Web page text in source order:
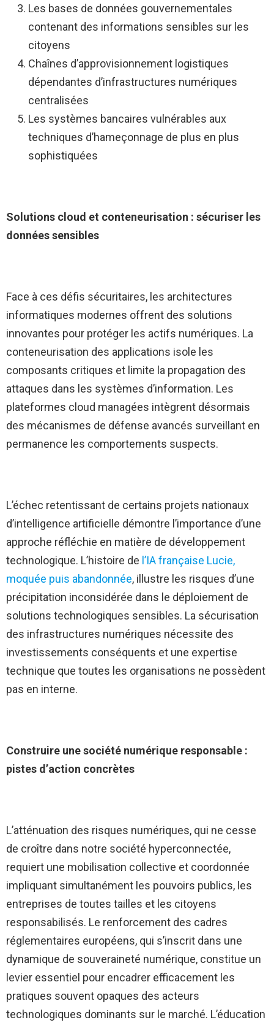
Les bases de données gouvernementales
contenant des informations sensibles sur les
citoyens
Chaînes d’approvisionnement logistiques
dépendantes d’infrastructures numériques
centralisées
Les systèmes bancaires vulnérables aux
techniques d’hameçonnage de plus en plus
sophistiquées
Solutions cloud et conteneurisation : sécuriser les
données sensibles
Face à ces défis sécuritaires, les architectures
informatiques modernes offrent des solutions
innovantes pour protéger les actifs numériques. La
conteneurisation des applications isole les
composants critiques et limite la propagation des
attaques dans les systèmes d’information. Les
plateformes cloud managées intègrent désormais
des mécanismes de défense avancés surveillant en
permanence les comportements suspects.
L’échec retentissant de certains projets nationaux
d’intelligence artificielle démontre l’importance d’une
approche réfléchie en matière de développement
technologique. L’histoire de l’IA française Lucie,
moquée puis abandonnée, illustre les risques d’une
précipitation inconsidérée dans le déploiement de
solutions technologiques sensibles. La sécurisation
des infrastructures numériques nécessite des
investissements conséquents et une expertise
technique que toutes les organisations ne possèdent
pas en interne.
Construire une société numérique responsable :
pistes d’action concrètes
L’atténuation des risques numériques, qui ne cesse
de croître dans notre société hyperconnectée,
requiert une mobilisation collective et coordonnée
impliquant simultanément les pouvoirs publics, les
entreprises de toutes tailles et les citoyens
responsabilisés. Le renforcement des cadres
réglementaires européens, qui s’inscrit dans une
dynamique de souveraineté numérique, constitue un
levier essentiel pour encadrer efficacement les
pratiques souvent opaques des acteurs
technologiques dominants sur le marché. L’éducation